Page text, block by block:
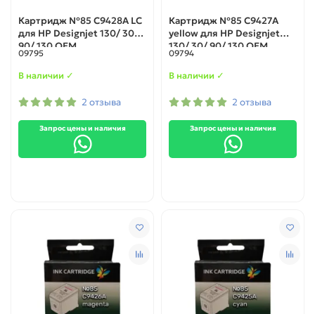
Картридж №85 C9428A LC
для HP Designjet 130/ 30/
90/ 130 OEM
09795
В наличии ✓
2 отзыва
Запрос цены и наличия
Картридж №85 C9427A
yellow для HP Designjet
130/ 30/ 90/ 130 OEM
09794
В наличии ✓
2 отзыва
Запрос цены и наличия